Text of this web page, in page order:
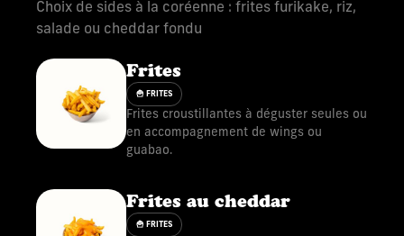
Choix de sides à la coréenne : frites furikake, riz,
salade ou cheddar fondu
Frites
🍟 FRITES
Frites croustillantes à déguster seules ou
en accompagnement de wings ou
guabao.
Frites au cheddar
🍟 FRITES